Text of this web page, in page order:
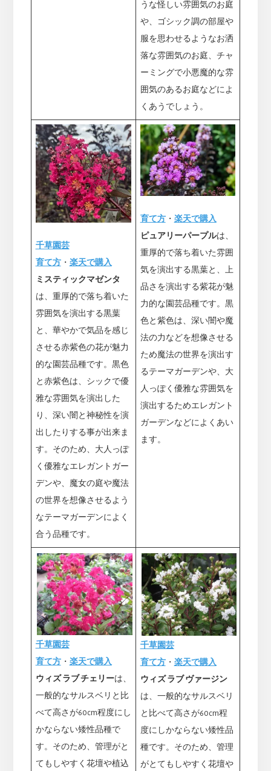
うな怪しい雰囲気のお庭
や、ゴシック調の部屋や
服を思わせるようなお洒
落な雰囲気のお庭、チャ
ーミングで小悪魔的な雰
囲気のあるお庭などによ
くあうでしょう。
千草園芸
育て方・ 楽天で購入
ミスティックマゼンタ
は、重厚的で落ち着いた
雰囲気を演出する黒葉
と、華やかで気品を感じ
させる赤紫色の花が魅力
的な園芸品種です。黒色
と赤紫色は、シックで優
雅な雰囲気を演出した
り、深い闇と神秘性を演
出したりする事が出来ま
す。そのため、大人っぽ
く優雅なエレガントガー
デンや、魔女の庭や魔法
の世界を想像させるよう
なテーマガーデンによく
合う品種です。
育て方・ 楽天で購入
ピュアリーパープルは、
重厚的で落ち着いた雰囲
気を演出する黒葉と、上
品さを演出する紫花が魅
力的な園芸品種です。黒
色と紫色は、深い闇や魔
法の力などを想像させる
ため魔法の世界を演出す
るテーマガーデンや、大
人っぽく優雅な雰囲気を
演出するためエレガント
ガーデンなどによくあい
ます。
千草園芸
育て方・ 楽天で購入
ウィズ ラブ チェリーは、
一般的なサルスベリと比
べて高さが60cm程度にし
かならない矮性品種で
す。そのため、管理がと
てもしやすく花壇や植込
千草園芸
育て方・ 楽天で購入
ウィズ ラブ ヴァージン
は、一般的なサルスベリ
と比べて高さが60cm程
度にしかならない矮性品
種です。そのため、管理
がとてもしやすく花壇や